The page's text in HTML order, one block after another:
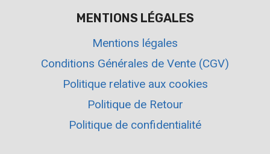
MENTIONS LÉGALES
Mentions légales
Conditions Générales de Vente (CGV)
Politique relative aux cookies
Politique de Retour
Politique de confidentialité